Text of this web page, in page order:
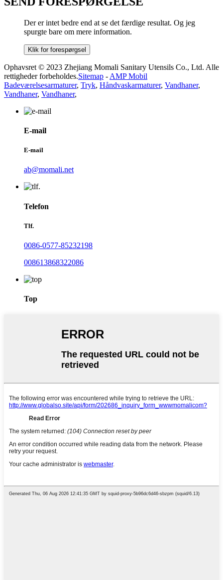
Der er intet bedre end at se det færdige resultat. Og jeg
spurgte bare om mere information.
Klik for forespørgsel
Ophavsret © 2023 Zhejiang Momali Sanitary Utensils Co., Ltd. Alle
rettigheder forbeholdes.Sitemap - AMP Mobil
Badeværelsesarmaturer, Tryk, Håndvaskarmaturer, Vandhaner,
Vandhaner, Vandhaner,
E-mail
E-mail
ab@momali.net
Telefon
Tlf.
0086-0577-85232198
008613868322086
Top